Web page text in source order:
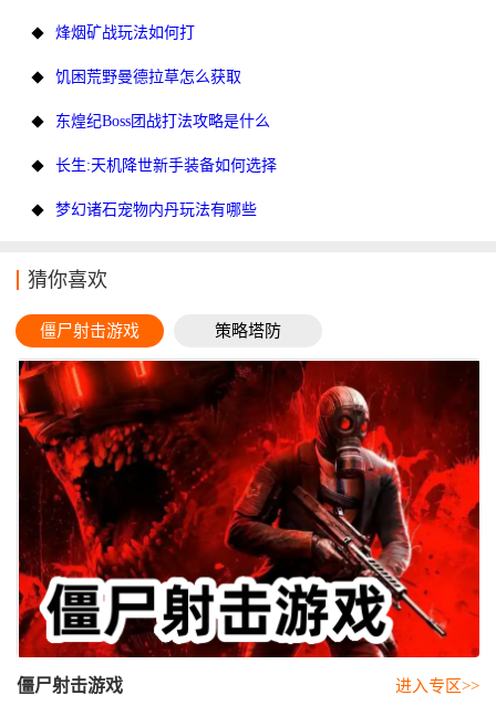
烽烟矿战玩法如何打
饥困荒野曼德拉草怎么获取
东煌纪Boss团战打法攻略是什么
长生:天机降世新手装备如何选择
梦幻诸石宠物内丹玩法有哪些
猜你喜欢
僵尸射击游戏 策略塔防
僵尸射击游戏 进入专区>>